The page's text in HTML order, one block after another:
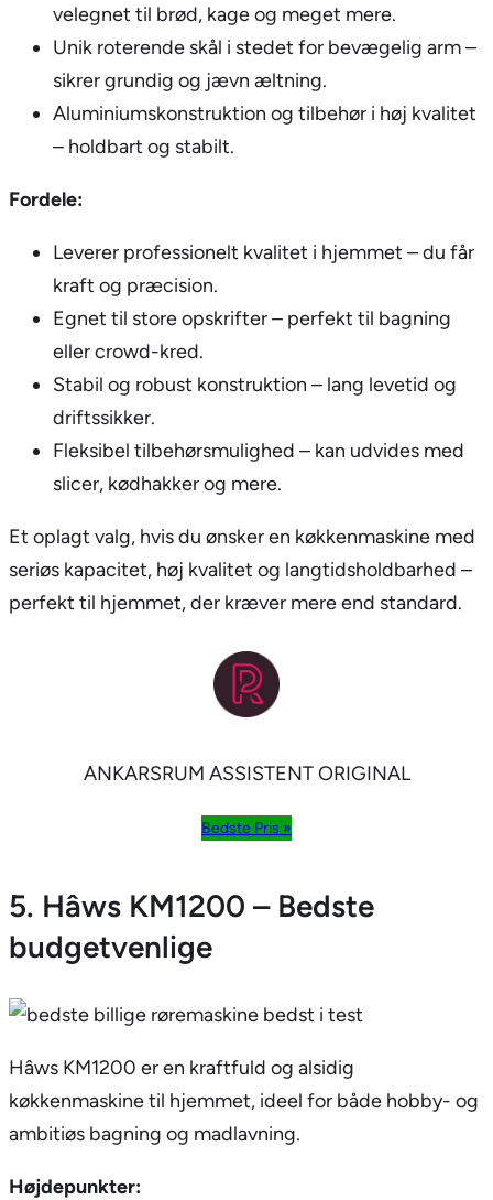
velegnet til brød, kage og meget mere.
Unik roterende skål i stedet for bevægelig arm –
sikrer grundig og jævn æltning.
Aluminiumskonstruktion og tilbehør i høj kvalitet
– holdbart og stabilt.
Fordele:
Leverer professionelt kvalitet i hjemmet – du får
kraft og præcision.
Egnet til store opskrifter – perfekt til bagning
eller crowd-kred.
Stabil og robust konstruktion – lang levetid og
driftssikker.
Fleksibel tilbehørsmulighed – kan udvides med
slicer, kødhakker og mere.
Et oplagt valg, hvis du ønsker en køkkenmaskine med
seriøs kapacitet, høj kvalitet og langtidsholdbarhed –
perfekt til hjemmet, der kræver mere end standard.
ANKARSRUM ASSISTENT ORIGINAL
Bedste Pris »
5. Hâws KM1200 – Bedste
budgetvenlige
Hâws KM1200 er en kraftfuld og alsidig
køkkenmaskine til hjemmet, ideel for både hobby- og
ambitiøs bagning og madlavning.
Højdepunkter: